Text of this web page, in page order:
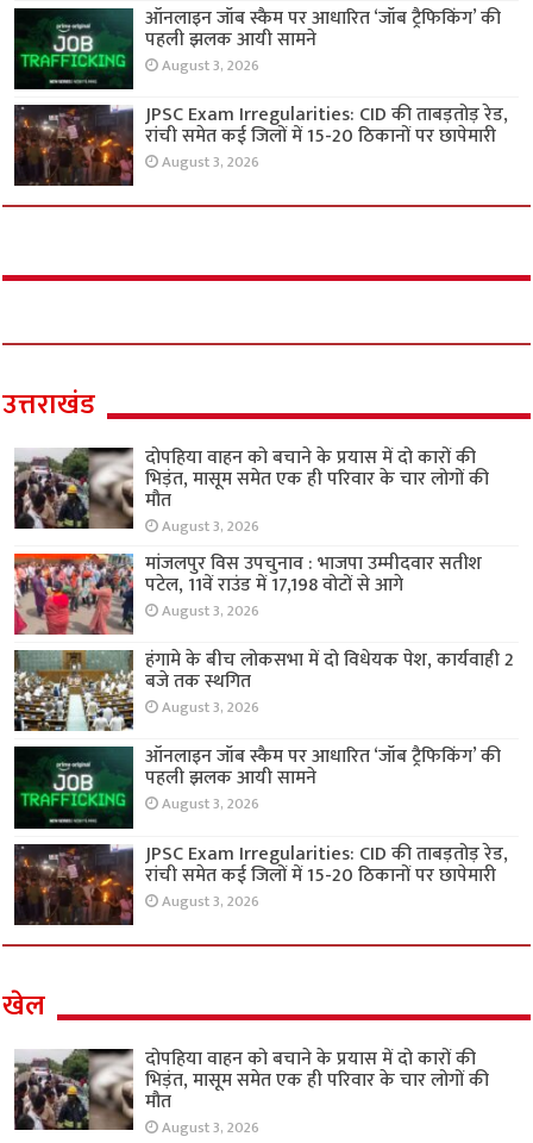
ऑनलाइन जॉब स्कैम पर आधारित ‘जॉब ट्रैफिकिंग’ की
पहली झलक आयी सामने
August 3, 2026
JPSC Exam Irregularities: CID की ताबड़तोड़ रेड,
रांची समेत कई जिलों में 15-20 ठिकानों पर छापेमारी
August 3, 2026
उत्तराखंड
दोपहिया वाहन को बचाने के प्रयास में दो कारों की
भिड़ंत, मासूम समेत एक ही परिवार के चार लोगों की
मौत
August 3, 2026
मांजलपुर विस उपचुनाव : भाजपा उम्मीदवार सतीश
पटेल, 11वें राउंड में 17,198 वोटों से आगे
August 3, 2026
हंगामे के बीच लोकसभा में दो विधेयक पेश, कार्यवाही 2
बजे तक स्थगित
August 3, 2026
ऑनलाइन जॉब स्कैम पर आधारित ‘जॉब ट्रैफिकिंग’ की
पहली झलक आयी सामने
August 3, 2026
JPSC Exam Irregularities: CID की ताबड़तोड़ रेड,
रांची समेत कई जिलों में 15-20 ठिकानों पर छापेमारी
August 3, 2026
खेल
दोपहिया वाहन को बचाने के प्रयास में दो कारों की
भिड़ंत, मासूम समेत एक ही परिवार के चार लोगों की
मौत
August 3, 2026